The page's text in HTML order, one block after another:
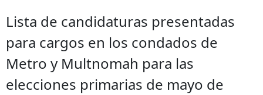
Lista de candidaturas presentadas
para cargos en los condados de
Metro y Multnomah para las
elecciones primarias de mayo de